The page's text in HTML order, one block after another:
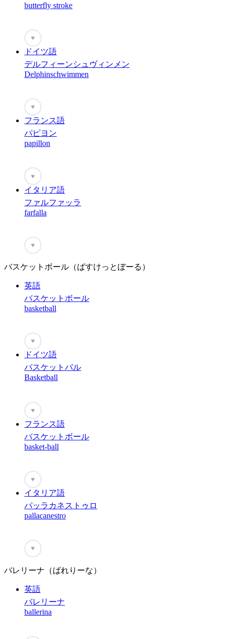
butterfly stroke
♥
ドイツ語
デルフィーンシュヴィンメン
Delphinschwimmen
♥
フランス語
パピヨン
papillon
♥
イタリア語
ファルファッラ
farfalla
♥
バスケットボール（ばすけっとぼーる）
英語
バスケットボール
basketball
♥
ドイツ語
バスケットバル
Basketball
♥
フランス語
バスケットボール
basket-ball
♥
イタリア語
パッラカネストゥロ
pallacanestro
♥
バレリーナ（ばれりーな）
英語
バレリーナ
ballerina